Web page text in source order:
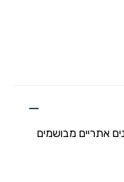
אתריים מבושמים